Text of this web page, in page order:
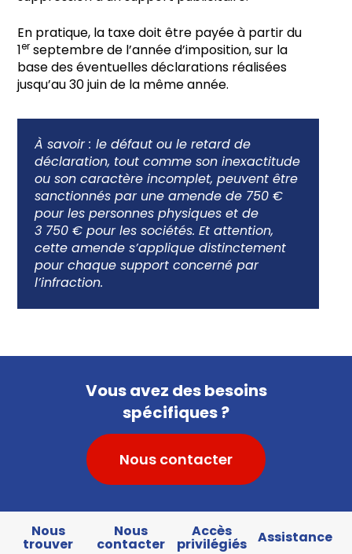
En pratique, la taxe doit être payée à partir du
1er septembre de l’année d’imposition, sur la
base des éventuelles déclarations réalisées
jusqu’au 30 juin de la même année.
À savoir : le défaut ou le retard de
déclaration, tout comme son inexactitude
ou son caractère incomplet, peuvent être
sanctionnés par une amende de 750 €
pour les personnes physiques et de
3 750 € pour les sociétés. Et attention,
cette amende s’applique distinctement
pour chaque support concerné par
l’infraction.
Vous avez des besoins
spécifiques ?
Nous contacter
Nous
trouver
Nous
contacter
Accès
privilégiés Assistance